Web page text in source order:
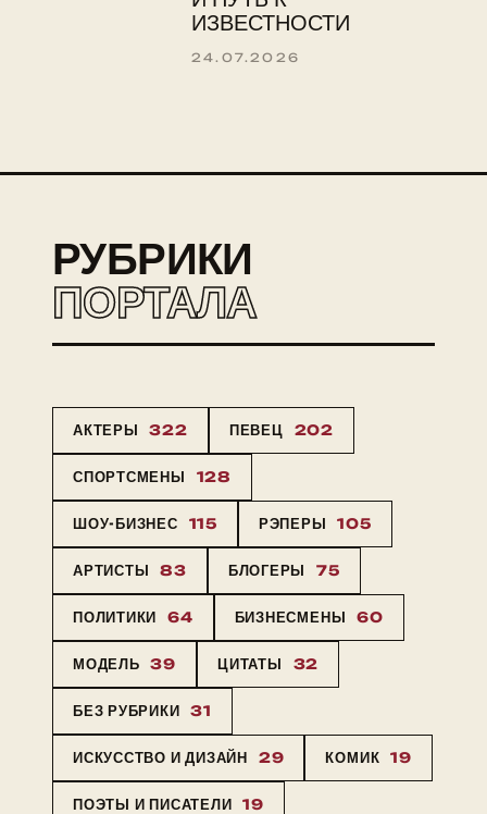
ИЗВЕСТНОСТИ
24.07.2026
РУБРИКИ
ПОРТАЛА
АКТЕРЫ 322 ПЕВЕЦ 202
СПОРТСМЕНЫ 128
ШОУ-БИЗНЕС 115 РЭПЕРЫ 105
АРТИСТЫ 83 БЛОГЕРЫ 75
ПОЛИТИКИ 64 БИЗНЕСМЕНЫ 60
МОДЕЛЬ 39 ЦИТАТЫ 32
БЕЗ РУБРИКИ 31
ИСКУССТВО И ДИЗАЙН 29 КОМИК 19
ПОЭТЫ И ПИСАТЕЛИ 19